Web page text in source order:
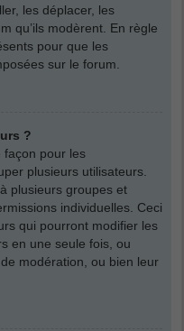
les déplacer, les
qu’ils modèrent. En règle
pour que les
sur le forum.
?
façon pour les
plusieurs utilisateurs.
plusieurs groupes et
individuelles. Ceci
qui pourront modifier les
en une seule fois, ou
modération, ou bien leur